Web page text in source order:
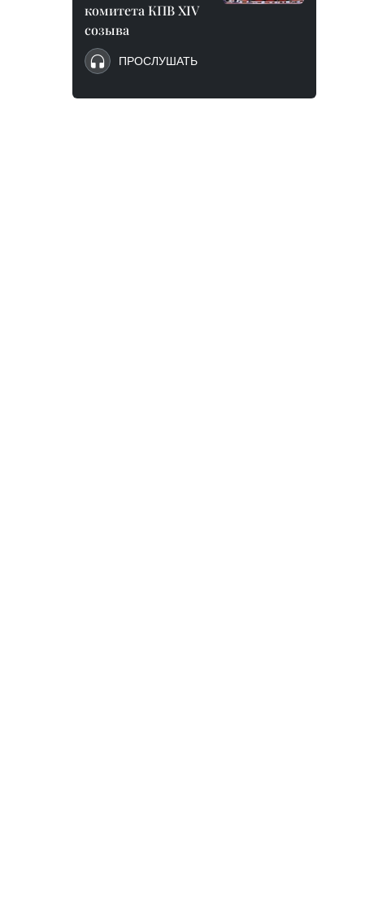
комитета КПВ XIV
созыва
ПРОСЛУШАТЬ